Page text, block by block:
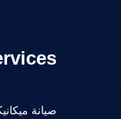
صيانة